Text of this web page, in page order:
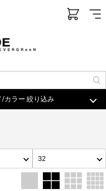
カラー 絞り込み
32